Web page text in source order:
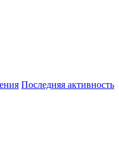
Последняя активность